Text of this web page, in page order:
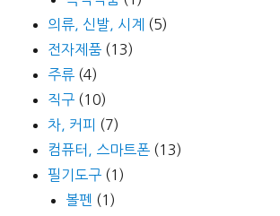
의류, 신발, 시계 (5)
전자제품 (13)
주류 (4)
직구 (10)
차, 커피 (7)
컴퓨터, 스마트폰 (13)
필기도구 (1)
볼펜 (1)